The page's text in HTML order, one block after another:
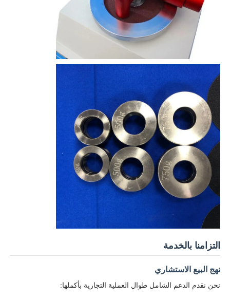
التزامنا بالخدمة
نهج البيع الاستشاري
نحن نقدم الدعم الشامل طوال العملية التجارية بأكملها: